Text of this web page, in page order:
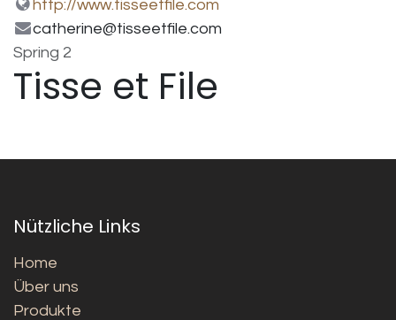
http://www.tisseetfile.com
catherine@tisseetfile.com
Spring 2
Tisse et File
Nützliche Links
Home
Über uns
Produkte